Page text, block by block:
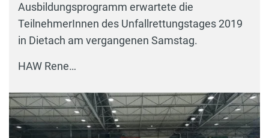
Ausbildungsprogramm erwartete die
TeilnehmerInnen des Unfallrettungstages 2019
in Dietach am vergangenen Samstag.
HAW Rene…